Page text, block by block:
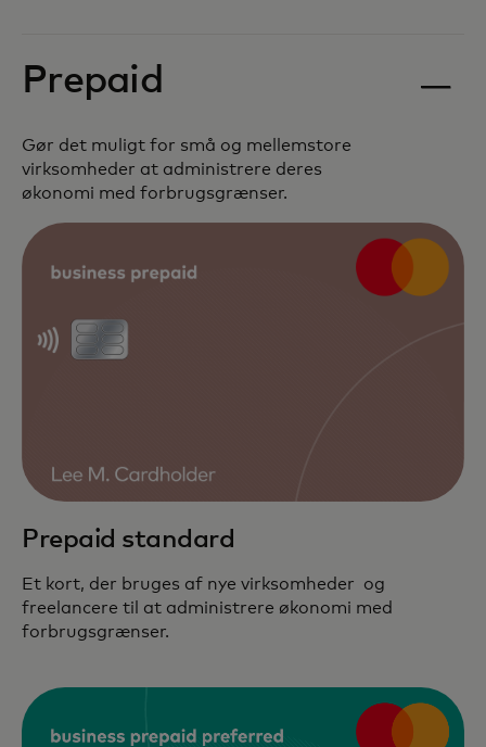
Prepaid
Gør det muligt for små og mellemstore
virksomheder at administrere deres
økonomi med forbrugsgrænser.
Prepaid standard
Et kort, der bruges af nye virksomheder og
freelancere til at administrere økonomi med
forbrugsgrænser.